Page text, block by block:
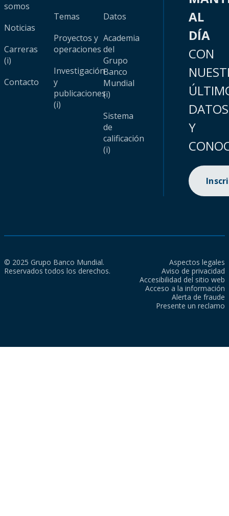
somos
Noticias
Carreras
(i)
Contacto
Temas
Proyectos y
operaciones
Investigación
y
publicaciones
(i)
Datos
Academia
del
Grupo
Banco
Mundial
(i)
Sistema
de
calificación
(i)
AL
DÍA
CON
DATOS
Y
© 2025 Grupo Banco Mundial.
Reservados todos los derechos.
Aspectos legales
Aviso de privacidad
Accesibilidad del sitio web
Acceso a la información
Alerta de fraude
Presente un reclamo